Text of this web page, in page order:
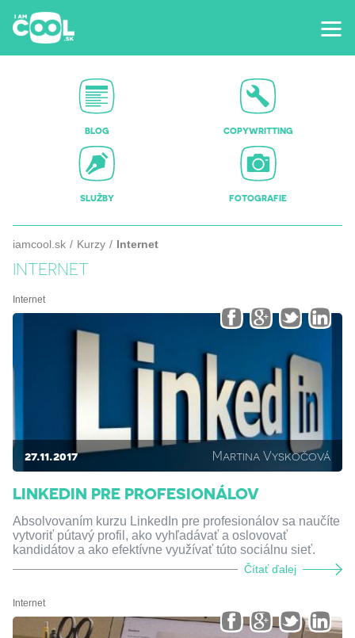
BLOG COPYWRITTING
SLUŽBY FOTOGRAFIE
iamcool.sk Kurzy Internet
INTERNET
Internet
27.11.2017 Martina Vyskočová
LINKEDIN PRE PROFESIONÁLOV
Absolvovaním kurzu LinkedIn pre profesionálov sa naučíte
vytvoriť pútavý profil, ako vyhľadávať a oslovovať
kandidátov a ako efektívne využívať túto sociálnu sieť.
Čítať ďalej
Internet